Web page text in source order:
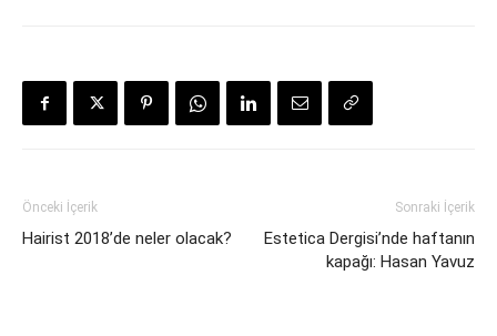
Önceki İçerik
Hairist 2018’de neler olacak?
Sonraki İçerik
Estetica Dergisi’nde haftanın
kapağı: Hasan Yavuz